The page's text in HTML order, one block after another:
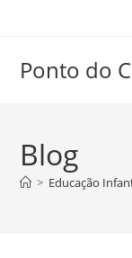
conteúdo
Ponto do
Blog
> Educação